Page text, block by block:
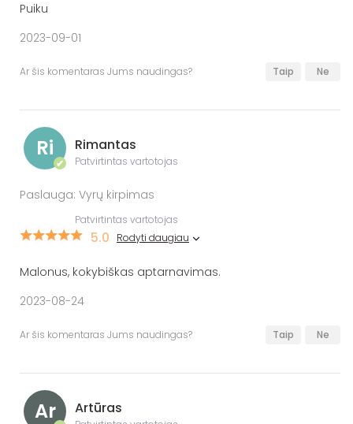
Puiku
2023-09-01
Ar šis komentaras Jums naudingas? Taip Ne
Ri
✔
Rimantas
Patvirtintas vartotojas
Paslauga: Vyrų kirpimas
Patvirtintas vartotojas
5.0 Rodyti daugiau
Malonus, kokybiškas aptarnavimas.
2023-08-24
Ar šis komentaras Jums naudingas? Taip Ne
Ar Artūras